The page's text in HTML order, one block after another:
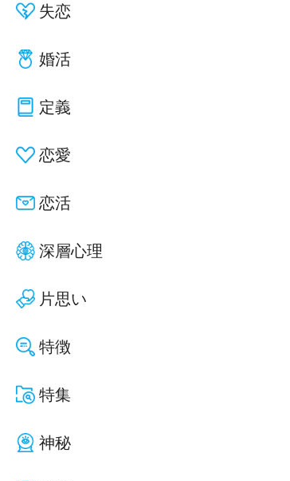
失恋
婚活
定義
恋愛
恋活
深層心理
片思い
特徴
特集
神秘